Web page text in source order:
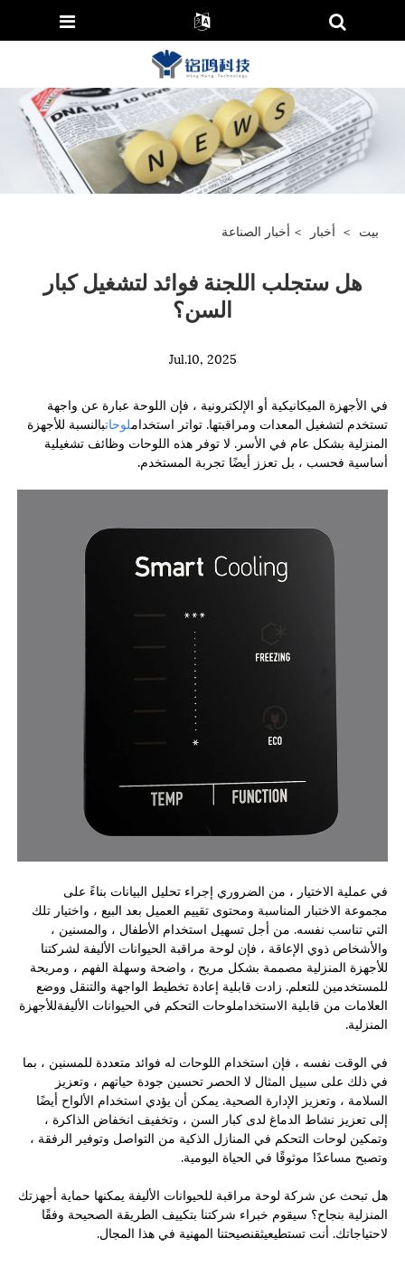
بيت > أخبار > أخبار الصناعة
هل ستجلب اللجنة فوائد لتشغيل كبار
السن؟
Jul.10, 2025
في الأجهزة الميكانيكية أو الإلكترونية ، فإن اللوحة عبارة عن واجهة
تستخدم لتشغيل المعدات ومراقبتها. تواتر استخداملوحاتبالنسبة للأجهزة
المنزلية بشكل عام في الأسر. لا توفر هذه اللوحات وظائف تشغيلية
أساسية فحسب ، بل تعزز أيضًا تجربة المستخدم.
في عملية الاختيار ، من الضروري إجراء تحليل البيانات بناءً على
مجموعة الاختبار المناسبة ومحتوى تقييم العميل بعد البيع ، واختيار تلك
التي تناسب نفسه. من أجل تسهيل استخدام الأطفال ، والمسنين ،
والأشخاص ذوي الإعاقة ، فإن لوحة مراقبة الحيوانات الأليفة لشركتنا
للأجهزة المنزلية مصممة بشكل مريح ، واضحة وسهلة الفهم ، ومريحة
للمستخدمين للتعلم. زادت قابلية إعادة تخطيط الواجهة والتنقل ووضع
العلامات من قابلية الاستخداملوحات التحكم في الحيوانات الأليفةللأجهزة
المنزلية.
في الوقت نفسه ، فإن استخدام اللوحات له فوائد متعددة للمسنين ، بما
في ذلك على سبيل المثال لا الحصر تحسين جودة حياتهم ، وتعزيز
السلامة ، وتعزيز الإدارة الصحية. يمكن أن يؤدي استخدام الألواح أيضًا
إلى تعزيز نشاط الدماغ لدى كبار السن ، وتخفيف انخفاض الذاكرة ،
وتمكين لوحات التحكم في المنازل الذكية من التواصل وتوفير الرفقة ،
وتصبح مساعدًا موثوقًا في الحياة اليومية.
هل تبحث عن شركة لوحة مراقبة للحيوانات الأليفة يمكنها حماية أجهزتك
المنزلية بنجاح؟ سيقوم خبراء شركتنا بتكييف الطريقة الصحيحة وفقًا
لاحتياجاتك. أنت تستطيعيثقنصيحتنا المهنية في هذا المجال.